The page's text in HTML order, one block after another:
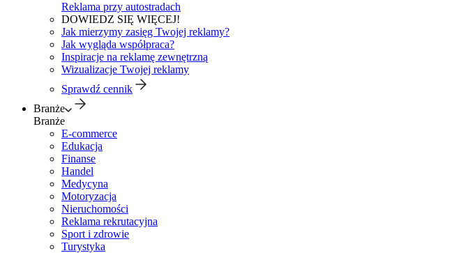
Reklama przy autostradach
DOWIEDZ SIĘ WIĘCEJ!
Jak mierzymy zasięg Twojej reklamy?
Jak wygląda współpraca?
Inspiracje na reklamę zewnętrzną
Wizualizacje Twojej reklamy
Sprawdź cennik
Branże
Branże
E-commerce
Edukacja
Finanse
Handel
Medycyna
Motoryzacja
Nieruchomości
Reklama rekrutacyjna
Sport i zdrowie
Turystyka